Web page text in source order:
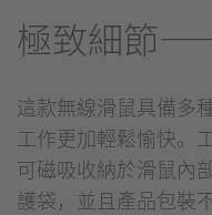
極致細節
這款無線滑鼠具備多
工作更加輕鬆愉快。
可磁吸收納於滑鼠內
護袋，並且產品包裝